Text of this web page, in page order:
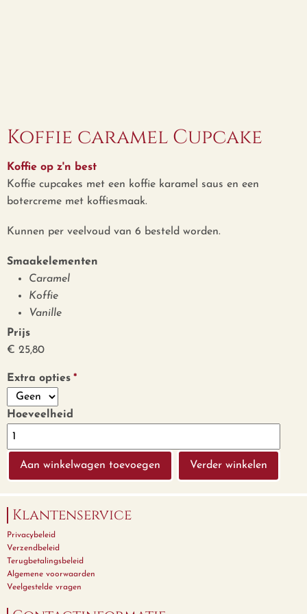
Koffie caramel Cupcake
Koffie op z'n best
Koffie cupcakes met een koffie karamel saus en een
botercreme met koffiesmaak.
Kunnen per veelvoud van 6 besteld worden.
Smaakelementen
Caramel
Koffie
Vanille
Prijs
€ 25,80
Extra opties
Hoeveelheid
Verder winkelen
Klantenservice
Privacybeleid
Verzendbeleid
Terugbetalingsbeleid
Algemene voorwaarden
Veelgestelde vragen